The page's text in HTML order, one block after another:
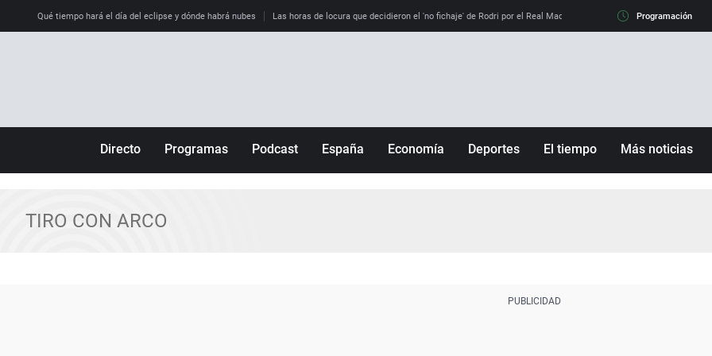
Qué tiempo hará el día del eclipse y dónde habrá nubes Las horas de locura que decidieron el 'no fichaje' de Rodri por el Real Madrid y su 'sí' al Barça La llamada
Programación
Directo Programas
Julia en la onda
Podcast España Economía Deportes El tiempo Más noticias
TIRO CON ARCO